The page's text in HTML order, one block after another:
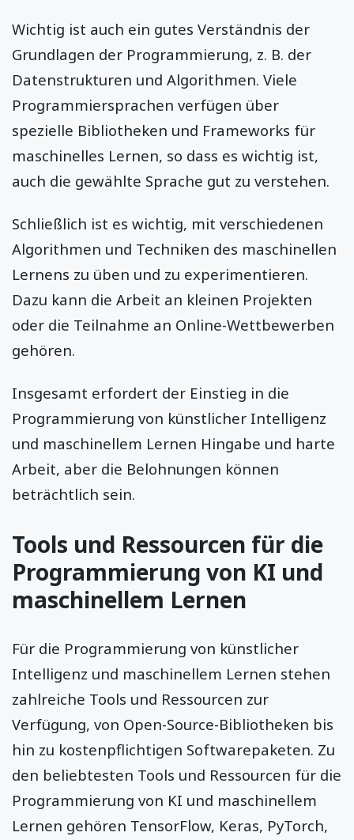
Wichtig ist auch ein gutes Verständnis der
Grundlagen der Programmierung, z. B. der
Datenstrukturen und Algorithmen. Viele
Programmiersprachen verfügen über
spezielle Bibliotheken und Frameworks für
maschinelles Lernen, so dass es wichtig ist,
auch die gewählte Sprache gut zu verstehen.
Schließlich ist es wichtig, mit verschiedenen
Algorithmen und Techniken des maschinellen
Lernens zu üben und zu experimentieren.
Dazu kann die Arbeit an kleinen Projekten
oder die Teilnahme an Online-Wettbewerben
gehören.
Insgesamt erfordert der Einstieg in die
Programmierung von künstlicher Intelligenz
und maschinellem Lernen Hingabe und harte
Arbeit, aber die Belohnungen können
beträchtlich sein.
Tools und Ressourcen für die
Programmierung von KI und
maschinellem Lernen
Für die Programmierung von künstlicher
Intelligenz und maschinellem Lernen stehen
zahlreiche Tools und Ressourcen zur
Verfügung, von Open-Source-Bibliotheken bis
hin zu kostenpflichtigen Softwarepaketen. Zu
den beliebtesten Tools und Ressourcen für die
Programmierung von KI und maschinellem
Lernen gehören TensorFlow, Keras, PyTorch,